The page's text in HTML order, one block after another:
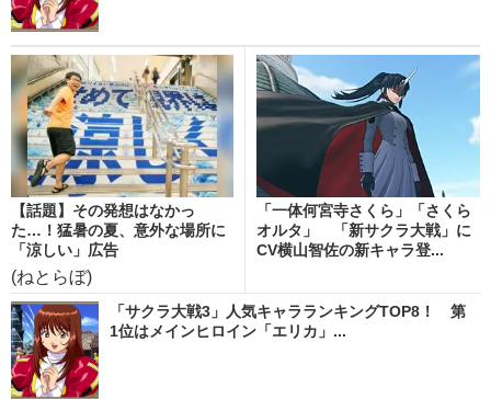
【話題】その発想はなかっ
た…！猛暑の夏、意外な場所に
「涼しい」広告
(ねとらぼ)
「一体何宮寺さくら」「さくら
オルタ」 「新サクラ大戦」に
CV横山智佐の新キャラ登...
「サクラ大戦3」人気キャラランキングTOP8！ 第
1位はメインヒロイン「エリカ」...